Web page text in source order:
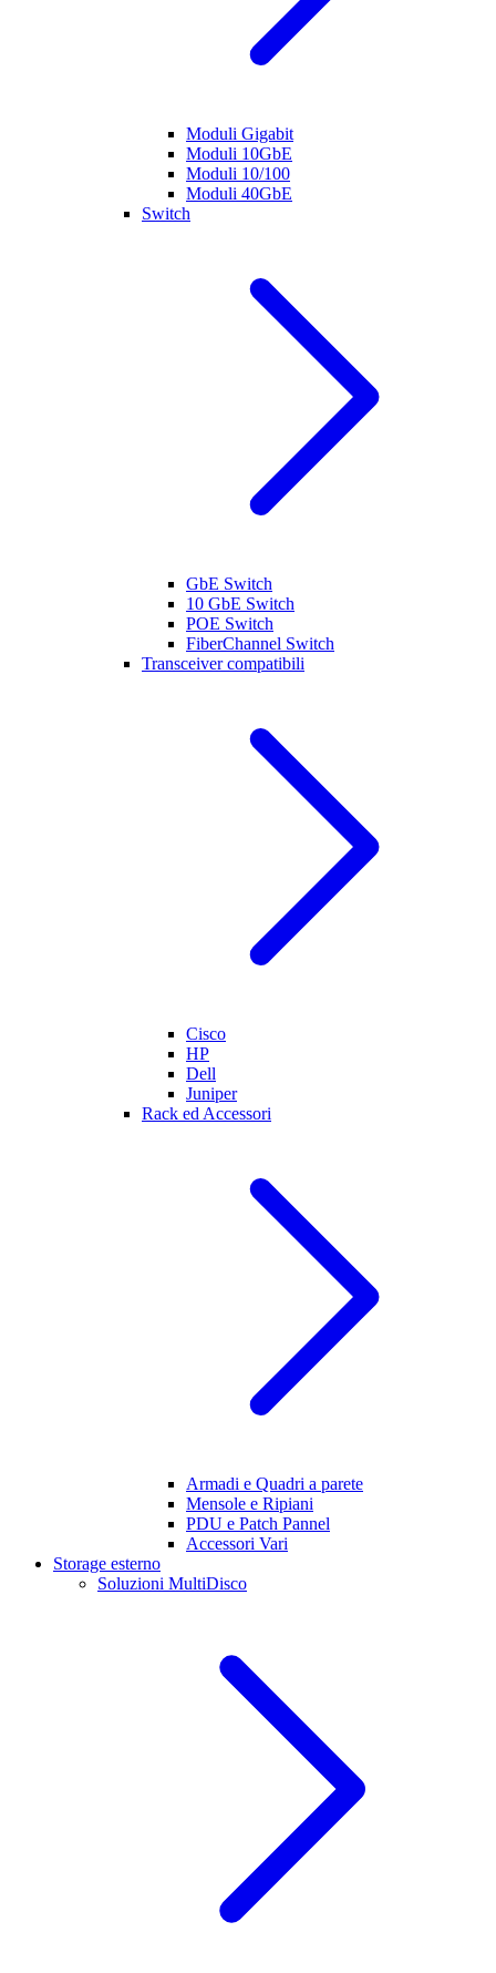
Moduli Gigabit
Moduli 10GbE
Moduli 10/100
Moduli 40GbE
Switch
GbE Switch
10 GbE Switch
POE Switch
FiberChannel Switch
Transceiver compatibili
Cisco
HP
Dell
Juniper
Rack ed Accessori
Armadi e Quadri a parete
Mensole e Ripiani
PDU e Patch Pannel
Accessori Vari
Storage esterno
Soluzioni MultiDisco